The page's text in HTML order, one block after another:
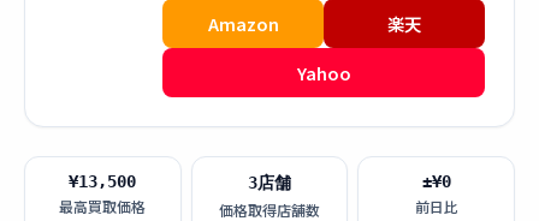
Amazon
楽天
Yahoo
¥13,500
最高買取価格
3店舗
価格取得店舗数
±¥0
前日比